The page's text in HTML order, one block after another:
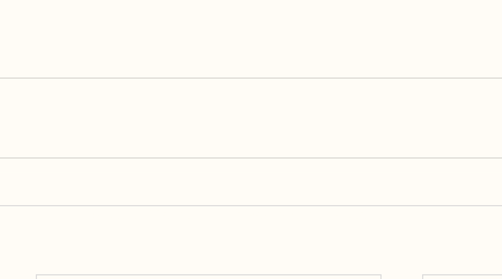
© by Café Monte Primitivo- Specialty Coffee